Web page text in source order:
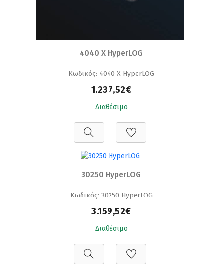
4040 X HyperLOG
Κωδικός: 4040 X HyperLOG
1.237,52€
Διαθέσιμο
30250 HyperLOG
Κωδικός: 30250 HyperLOG
3.159,52€
Διαθέσιμο